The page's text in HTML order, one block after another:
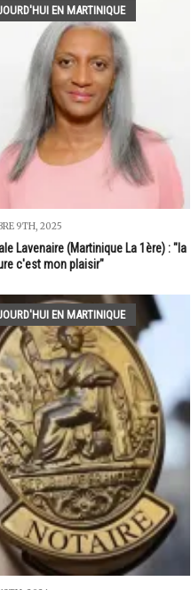
EN MARTINIQUE
9TH, 2025
Lavenaire (Martinique La 1ère) : "la
c'est mon plaisir"
EN MARTINIQUE